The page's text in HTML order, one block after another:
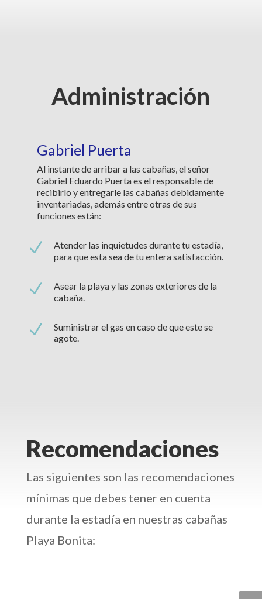
Administración
Gabriel Puerta
Al instante de arribar a las cabañas, el señor
Gabriel Eduardo Puerta es el responsable de
recibirlo y entregarle las cabañas debidamente
inventariadas, además entre otras de sus
funciones están:
N
Atender las inquietudes durante tu estadía,
para que esta sea de tu entera satisfacción.
N
Asear la playa y las zonas exteriores de la
cabaña.
N
Suministrar el gas en caso de que este se
agote.
Recomendaciones
Las siguientes son las recomendaciones
mínimas que debes tener en cuenta
durante la estadía en nuestras cabañas
Playa Bonita: